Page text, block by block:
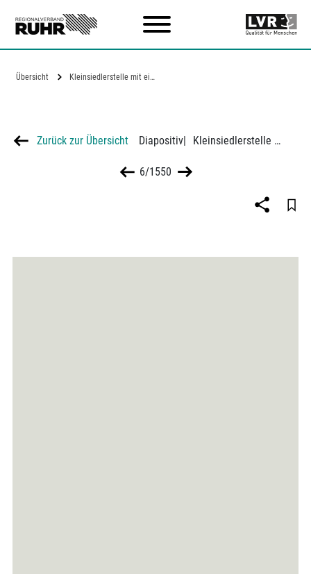
Übersicht Kleinsiedlerstelle mit eingebautem Stall…
Zurück zur Übersicht Diapositiv| Kleinsiedlerstelle mit eingebautem Stall und Einlieger, Grundriss KF 3
6/1550